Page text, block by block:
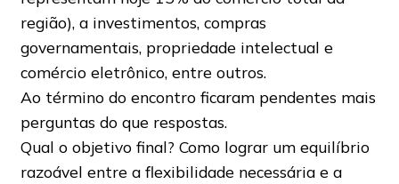
região), a investimentos, compras
governamentais, propriedade intelectual e
comércio eletrônico, entre outros.
Ao término do encontro ficaram pendentes mais
perguntas do que respostas.
Qual o objetivo final? Como lograr um equilíbrio
razoável entre a flexibilidade necessária e a